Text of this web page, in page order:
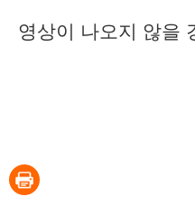
영상이 나오지 않을